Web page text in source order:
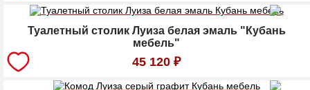
Туалетный столик Луиза белая эмаль "Кубань
мебель"
45 120 ₽